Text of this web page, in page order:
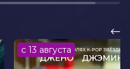
с 13 августа